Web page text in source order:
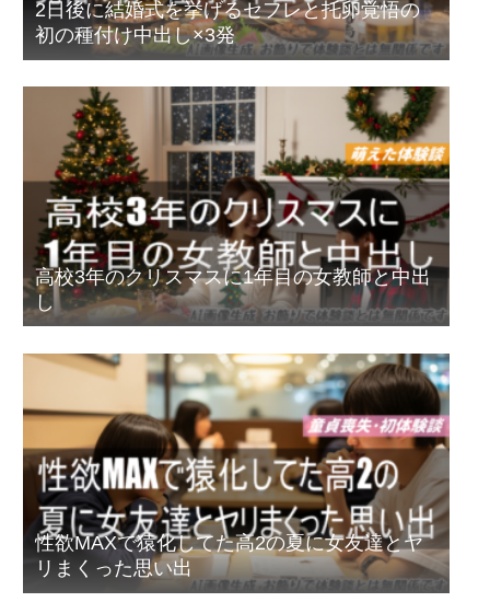
2日後に結婚式を挙げるセフレと托卵覚悟の
初の種付け中出し×3発
高校3年のクリスマスに1年目の女教師と中出
し
性欲MAXで猿化してた高2の夏に女友達とヤ
リまくった思い出